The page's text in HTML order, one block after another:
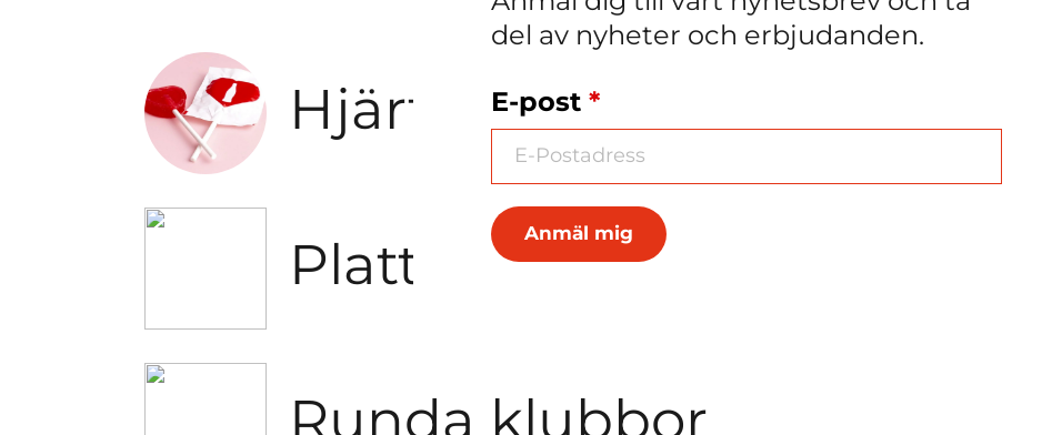
Hjärtklubbor
Platta klubbor
del av nyheter och erbjudanden.
E-post*